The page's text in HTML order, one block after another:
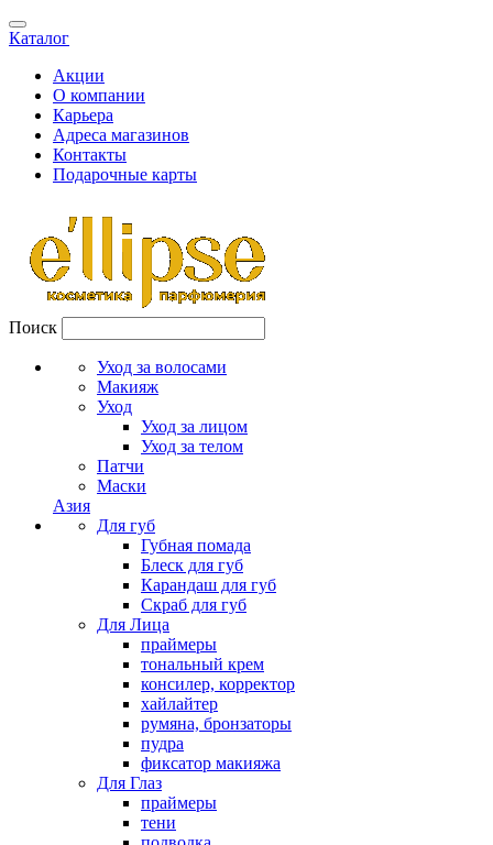
Каталог
Акции
О компании
Карьера
Адреса магазинов
Контакты
Подарочные карты
Поиск
Уход за волосами
Макияж
Уход
Уход за лицом
Уход за телом
Патчи
Маски
Азия
Для губ
Губная помада
Блеск для губ
Карандаш для губ
Скраб для губ
Для Лица
праймеры
тональный крем
консилер, корректор
хайлайтер
румяна, бронзаторы
пудра
фиксатор макияжа
Для Глаз
праймеры
тени